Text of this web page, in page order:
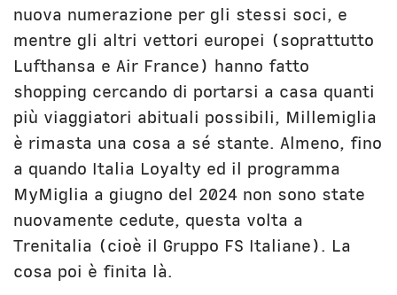
nuova numerazione per gli stessi soci, e
mentre gli altri vettori europei (soprattutto
Lufthansa e Air France) hanno fatto
shopping cercando di portarsi a casa quanti
più viaggiatori abituali possibili, Millemiglia
è rimasta una cosa a sé stante. Almeno, fino
a quando Italia Loyalty ed il programma
MyMiglia a giugno del 2024 non sono state
nuovamente cedute, questa volta a
Trenitalia (cioè il Gruppo FS Italiane). La
cosa poi è finita là.